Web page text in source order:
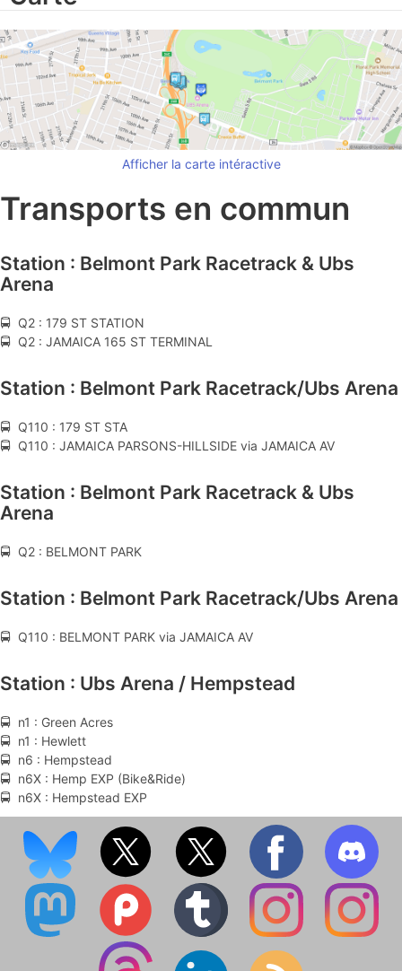
Afficher la carte intéractive
Transports en commun
Station : Belmont Park Racetrack & Ubs
Arena
🚍 Q2 : 179 ST STATION
🚍 Q2 : JAMAICA 165 ST TERMINAL
Station : Belmont Park Racetrack/Ubs Arena
🚍 Q110 : 179 ST STA
🚍 Q110 : JAMAICA PARSONS-HILLSIDE via JAMAICA AV
Station : Belmont Park Racetrack & Ubs
Arena
🚍 Q2 : BELMONT PARK
Station : Belmont Park Racetrack/Ubs Arena
🚍 Q110 : BELMONT PARK via JAMAICA AV
Station : Ubs Arena / Hempstead
🚍 n1 : Green Acres
🚍 n1 : Hewlett
🚍 n6 : Hempstead
🚍 n6X : Hemp EXP (Bike&Ride)
🚍 n6X : Hempstead EXP